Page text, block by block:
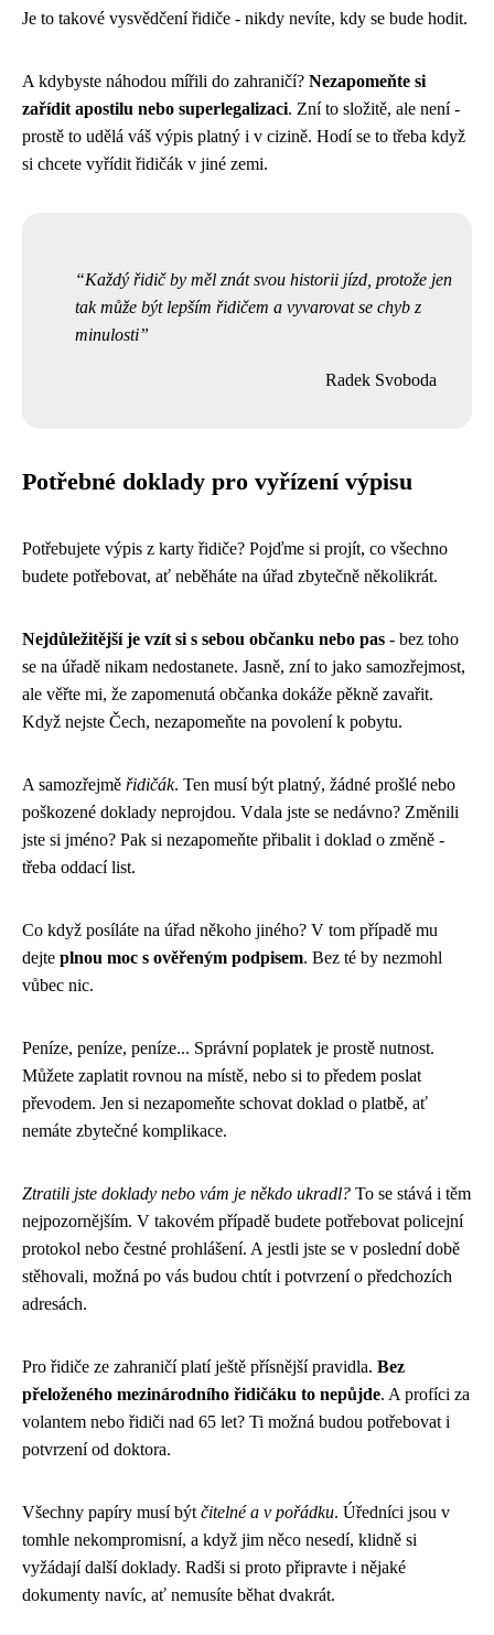
Je to takové vysvědčení řidiče - nikdy nevíte, kdy se bude hodit.
A kdybyste náhodou mířili do zahraničí? Nezapomeňte si
zařídit apostilu nebo superlegalizaci. Zní to složitě, ale není -
prostě to udělá váš výpis platný i v cizině. Hodí se to třeba když
si chcete vyřídit řidičák v jiné zemi.
Každý řidič by měl znát svou historii jízd, protože jen
tak může být lepším řidičem a vyvarovat se chyb z
minulosti
Radek Svoboda
Potřebné doklady pro vyřízení výpisu
Potřebujete výpis z karty řidiče? Pojďme si projít, co všechno
budete potřebovat, ať neběháte na úřad zbytečně několikrát.
Nejdůležitější je vzít si s sebou občanku nebo pas - bez toho
se na úřadě nikam nedostanete. Jasně, zní to jako samozřejmost,
ale věřte mi, že zapomenutá občanka dokáže pěkně zavařit.
Když nejste Čech, nezapomeňte na povolení k pobytu.
A samozřejmě řidičák. Ten musí být platný, žádné prošlé nebo
poškozené doklady neprojdou. Vdala jste se nedávno? Změnili
jste si jméno? Pak si nezapomeňte přibalit i doklad o změně -
třeba oddací list.
Co když posíláte na úřad někoho jiného? V tom případě mu
dejte plnou moc s ověřeným podpisem. Bez té by nezmohl
vůbec nic.
Peníze, peníze, peníze... Správní poplatek je prostě nutnost.
Můžete zaplatit rovnou na místě, nebo si to předem poslat
převodem. Jen si nezapomeňte schovat doklad o platbě, ať
nemáte zbytečné komplikace.
Ztratili jste doklady nebo vám je někdo ukradl? To se stává i těm
nejpozornějším. V takovém případě budete potřebovat policejní
protokol nebo čestné prohlášení. A jestli jste se v poslední době
stěhovali, možná po vás budou chtít i potvrzení o předchozích
adresách.
Pro řidiče ze zahraničí platí ještě přísnější pravidla. Bez
přeloženého mezinárodního řidičáku to nepůjde. A profíci za
volantem nebo řidiči nad 65 let? Ti možná budou potřebovat i
potvrzení od doktora.
Všechny papíry musí být čitelné a v pořádku. Úředníci jsou v
tomhle nekompromisní, a když jim něco nesedí, klidně si
vyžádají další doklady. Radši si proto připravte i nějaké
dokumenty navíc, ať nemusíte běhat dvakrát.